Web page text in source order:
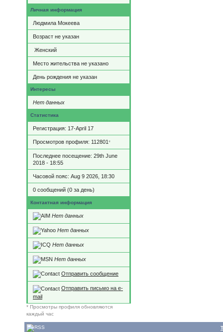
Личная информация
Людмила Мокеева
Возраст не указан
Женский
Место жительства не указано
День рождения не указан
Интересы
Нет данных
Статистика
Регистрация: 17-April 17
Просмотров профиля: 112801*
Последнее посещение: 29th June
2018 - 18:55
Часовой пояс: Aug 9 2026, 18:30
0 сообщений (0 за день)
Контактная информация
Нет данных
Нет данных
Нет данных
Нет данных
Отправить сообщение
Отправить письмо на e-
mail
* Просмотры профиля обновляются
каждый час